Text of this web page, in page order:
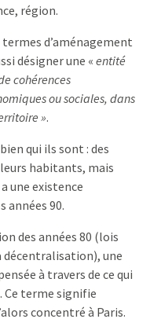
région.
d’aménagement
désigner une « entité
cohérences
ou sociales, dans
».
qui ils sont : des
habitants, mais
une existence
années 90.
des années 80 (lois
décentralisation), une
à travers de ce qui
terme signifie
concentré à Paris.